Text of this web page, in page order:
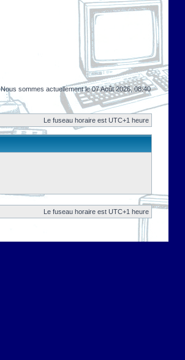
Nous sommes actuellement le 07 Août 2026, 08:40
Le fuseau horaire est UTC+1 heure
Le fuseau horaire est UTC+1 heure